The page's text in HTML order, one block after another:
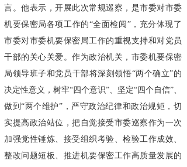
言。他表示，开展此次常规巡察，是市委对市委
机要保密局各项工作的“全面检阅”，充分体现了
市委对市委机要保密局工作的重视支持和对党员
干部的关心关爱。作为政治机关，市委机要保密
局领导班子和党员干部将深刻领悟“两个确立”的
决定性意义，树牢“四个意识”、坚定“四个自信”、
做到“两个维护”，严守政治纪律和政治规矩，切
实提高政治站位，把自觉接受市委巡察作为一次
加强党性锤炼、接受组织考验、检验工作成效、
整改问题短板、推进机要保密工作高质量发展的